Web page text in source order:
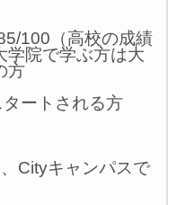
100（高校の成績
学院で学ぶ方は大
方
ートされる方
Cityキャンパスで